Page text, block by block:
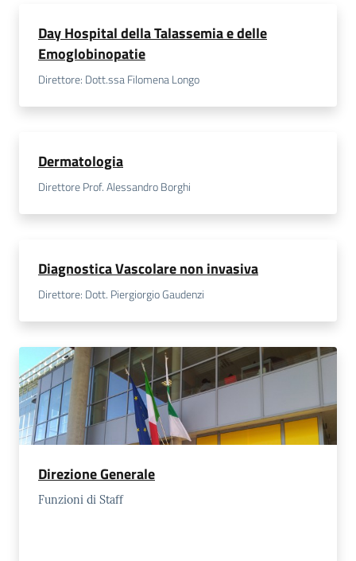
Day Hospital della Talassemia e delle
Emoglobinopatie
Direttore: Dott.ssa Filomena Longo
Dermatologia
Direttore Prof. Alessandro Borghi
Diagnostica Vascolare non invasiva
Direttore: Dott. Piergiorgio Gaudenzi
Direzione Generale
Funzioni di Staff